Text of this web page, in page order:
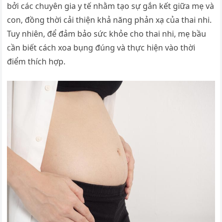
bởi các chuyên gia y tế nhằm tạo sự gắn kết giữa mẹ và
con, đồng thời cải thiện khả năng phản xạ của thai nhi.
Tuy nhiên, để đảm bảo sức khỏe cho thai nhi, mẹ bầu
cần biết cách xoa bụng đúng và thực hiện vào thời
điểm thích hợp.